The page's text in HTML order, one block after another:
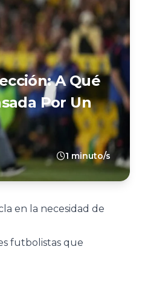
A Qué
Por Un
1 minuto/s
en la necesidad de
futbolistas que